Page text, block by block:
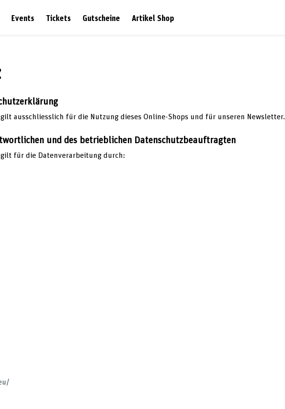
Events Tickets Gutscheine Artikel Shop
ausschliesslich für die Nutzung dieses Online-Shops und für unseren Newsletter.
und des betrieblichen Datenschutzbeauftragten
für die Datenverarbeitung durch: